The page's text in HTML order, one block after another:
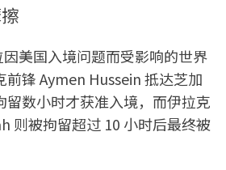
美国入境问题而受影响的世界
锋 Aymen Hussein 抵达芝加
留数小时才获准入境，而伊拉克
则被拘留超过 10 小时后最终被